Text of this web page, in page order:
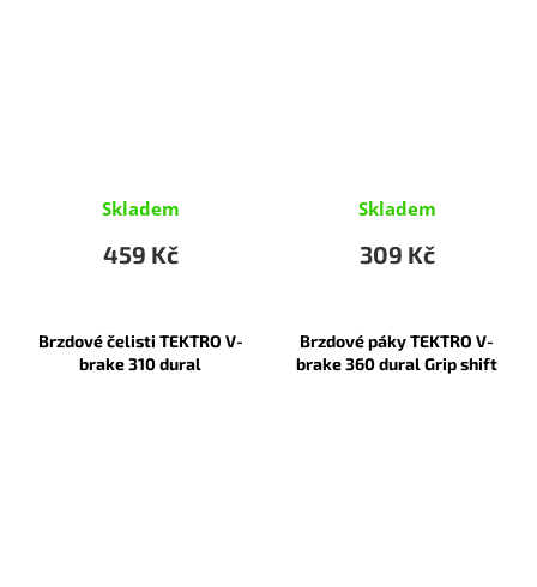
Skladem
459 Kč
Skladem
309 Kč
Brzdové čelisti TEKTRO V-
brake 310 dural
Brzdové páky TEKTRO V-
brake 360 dural Grip shift